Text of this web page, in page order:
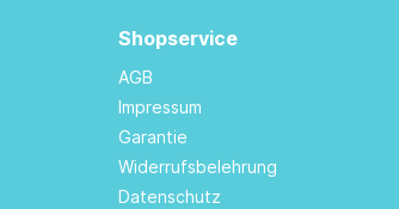
Shopservice
AGB
Impressum
Garantie
Widerrufsbelehrung
Datenschutz